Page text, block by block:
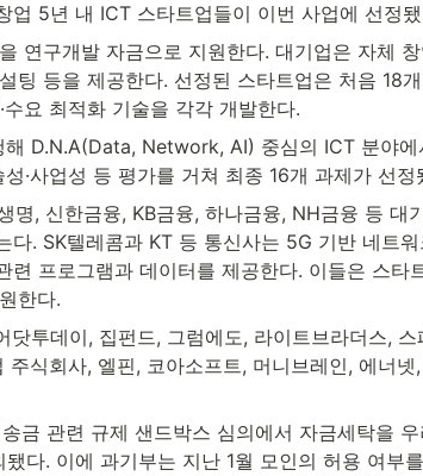
업 5년 내 ICT 스타트업들이 이번 사업에 선정
연구개발 자금으로 지원한다. 대기업은 자체
팅 등을 제공한다. 선정된 스타트업은 처음 18
요 최적화 기술을 각각 개발한다.
D.N.A(Data, Network, AI) 중심의 ICT 분야
·사업성 등 평가를 거쳐 최종 16개 과제가 선정
명, 신한금융, KB금융, 하나금융, NH금융 등 대
다. SK텔레콤과 KT 등 통신사는 5G 기반 네트
련 프로그램과 데이터를 제공한다. 이들은 스타
한다.
투데이, 집펀드, 그럼에도, 라이트브라더스, 스
식회사, 엘핀, 코아소프트, 머니브레인, 에너넷
금 관련 규제 샌드박스 심의에서 자금세탁을
다. 이에 과기부는 지난 1월 모인의 허용 여부